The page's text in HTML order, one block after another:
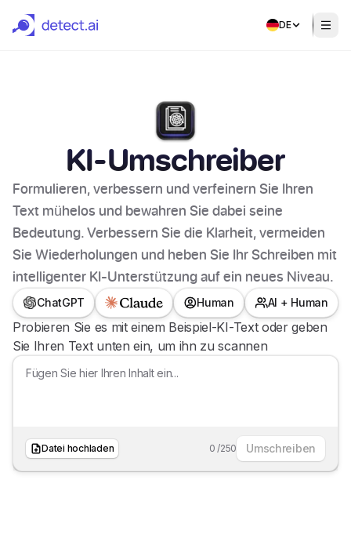
DE
KI-Umschreiber
Formulieren, verbessern und verfeinern Sie Ihren
Text mühelos und bewahren Sie dabei seine
Bedeutung. Verbessern Sie die Klarheit, vermeiden
Sie Wiederholungen und heben Sie Ihr Schreiben mit
intelligenter KI-Unterstützung auf ein neues Niveau.
ChatGPT Human AI + Human
Probieren Sie es mit einem Beispiel-KI-Text oder geben
Sie Ihren Text unten ein, um ihn zu scannen
Datei hochladen 0 /250 Umschreiben